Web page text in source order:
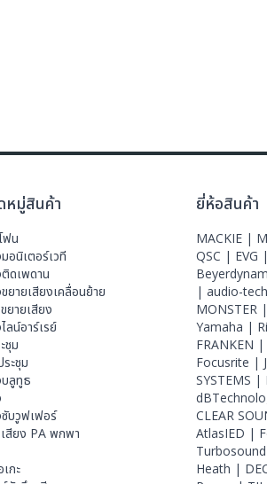
หมู่สินค้า
ฟน
อนิเตอร์เวที
ดเพดาน
ยายเสียงเคลื่อนย้าย
ยายเสียง
ลน์อาร์เรย์
ชุม
ะชุม
ลูทูธ
บวูฟเฟอร์
สียง PA พกพา
เกะ
ยี่ห้อสินค้า
MACKIE |
QSC | EVG |
| audio-
MONSTER |
Yamaha |
FRANKEN |
Focusrite |
SYSTEMS |
CLEAR
AtlasIED |
Heath |